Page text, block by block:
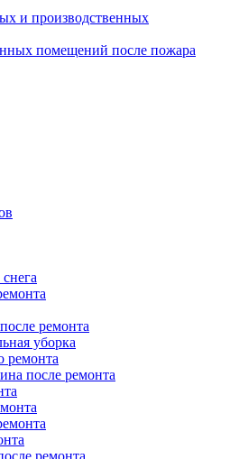
и производственных
помещений после пожара
ремонта
уборка
ремонта
после ремонта
ремонта